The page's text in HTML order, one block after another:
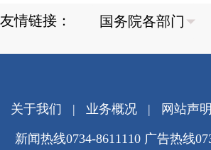
友情链接：
关于我们 | 业务概况| 网站声明
新闻热线0734-8611110 广告热线